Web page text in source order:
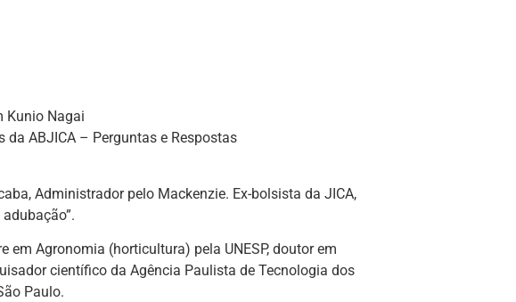
Kunio Nagai
ABJICA – Perguntas e Respostas
Administrador pelo Mackenzie. Ex-bolsista da JICA,
em Agronomia (horticultura) pela UNESP, doutor em
científico da Agência Paulista de Tecnologia dos
Paulo.